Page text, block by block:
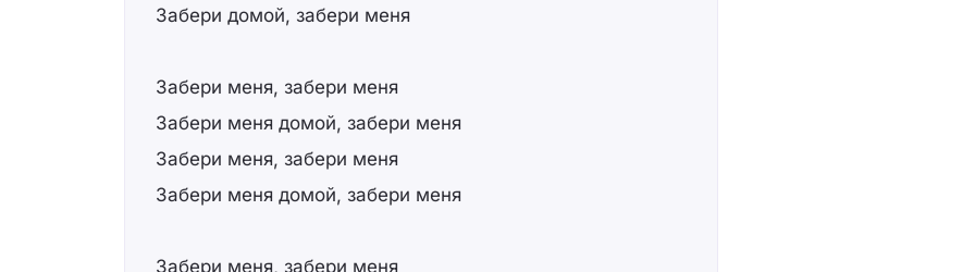
Забери домой, забери меня
Забери меня, забери меня
Забери меня домой, забери меня
Забери меня, забери меня
Забери меня домой, забери меня
Забери меня, забери меня